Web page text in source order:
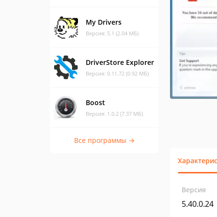
My Drivers
Версия: 5.1 (2.04 МБ)
DriverStore Explorer
Версия: 0.11.72 (0.92 МБ)
Boost
Версия: 1.0.2 (7.37 МБ)
Все программы →
Версия
5.40.0.24